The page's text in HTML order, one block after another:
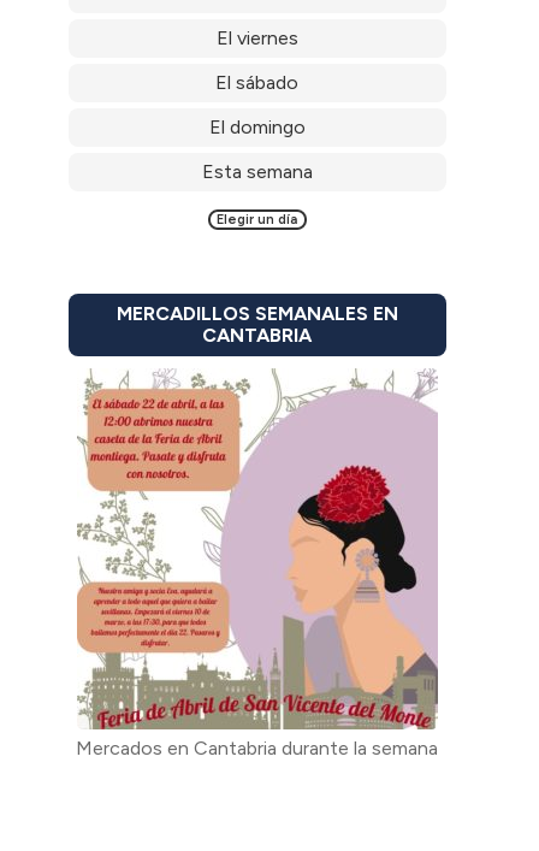
El viernes
El sábado
El domingo
Esta semana
Elegir un día
MERCADILLOS SEMANALES EN
CANTABRIA
Mercados en Cantabria durante la semana